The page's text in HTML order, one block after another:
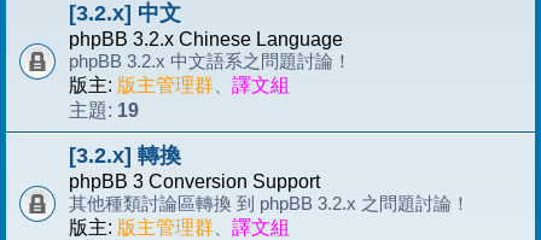
[3.2.x] 中文
phpBB 3.2.x Chinese Language
phpBB 3.2.x 中文語系之問題討論！
版主: 版主管理群
譯文組
主題: 19
[3.2.x] 轉換
phpBB 3 Conversion Support
其他種類討論區轉換 到 phpBB 3.2.x 之問題討論！
版主: 版主管理群
譯文組